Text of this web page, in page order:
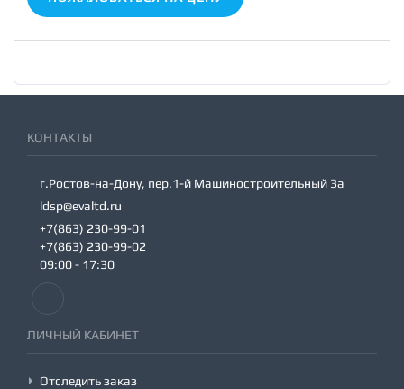
КОНТАКТЫ
г.Ростов-на-Дону, пер.1-й Машиностроительный 3а
ldsp@evaltd.ru
+7(863) 230-99-01
+7(863) 230-99-02
09:00 - 17:30
ЛИЧНЫЙ КАБИНЕТ
Отследить заказ